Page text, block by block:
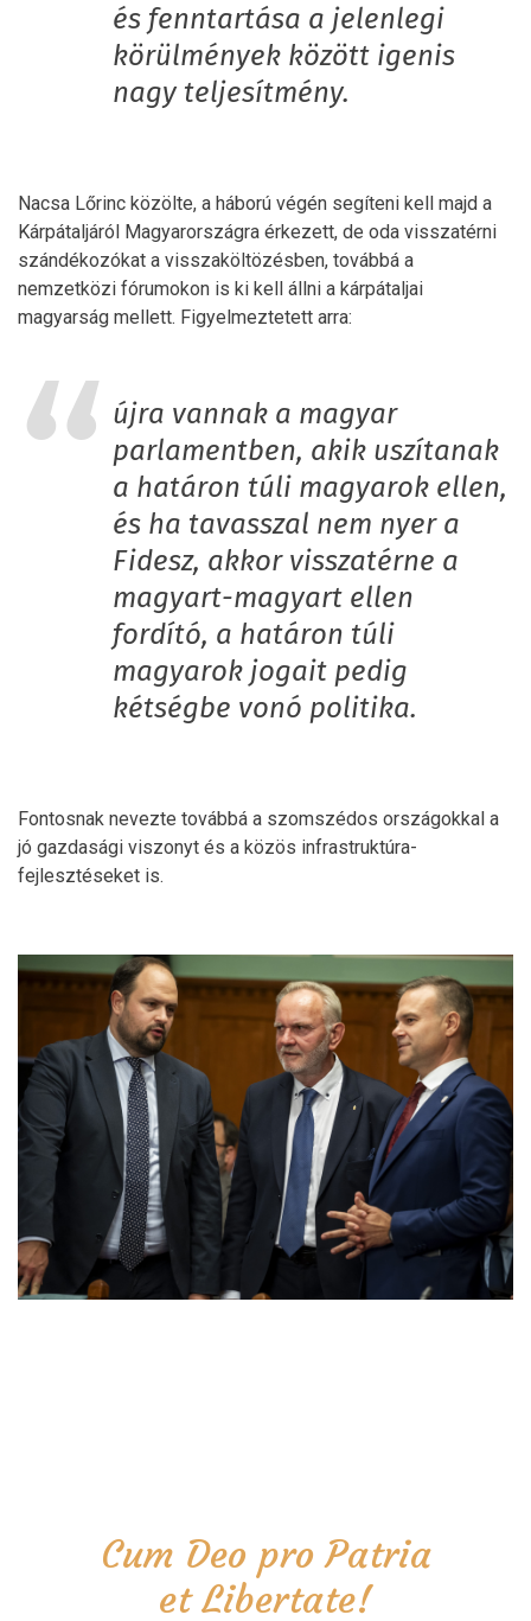
és fenntartása a jelenlegi
körülmények között igenis
nagy teljesítmény.
Nacsa Lőrinc közölte, a háború végén segíteni kell majd a
Kárpátaljáról Magyarországra érkezett, de oda visszatérni
szándékozókat a visszaköltözésben, továbbá a
nemzetközi fórumokon is ki kell állni a kárpátaljai
magyarság mellett. Figyelmeztetett arra:
újra vannak a magyar
parlamentben, akik uszítanak
a határon túli magyarok ellen,
és ha tavasszal nem nyer a
Fidesz, akkor visszatérne a
magyart-magyart ellen
fordító, a határon túli
magyarok jogait pedig
kétségbe vonó politika.
Fontosnak nevezte továbbá a szomszédos országokkal a
jó gazdasági viszonyt és a közös infrastruktúra-
fejlesztéseket is.
Cum Deo pro Patria
et Libertate!